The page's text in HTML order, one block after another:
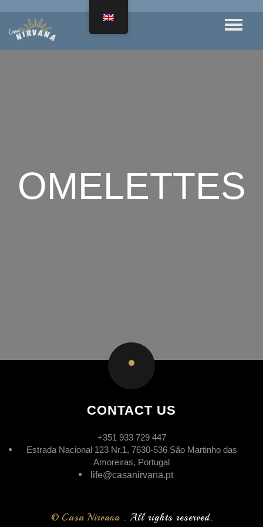
OMELETTES
CONTACT US
+351 933 729 447
Estrada Nacional 123 Nr.1, 7630-536 São Martinho das
Amoreiras, Portugal
life@casanirvana.pt
© Casa Nirvana . All rights reserved.